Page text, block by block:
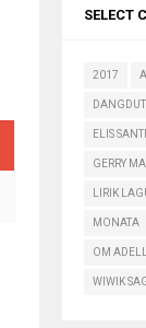
SELECT
2017
ELIS
GERRY
LIRIK
MONATA
OM
WIWIK